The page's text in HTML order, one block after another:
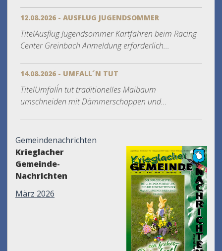
12.08.2026 - AUSFLUG JUGENDSOMMER
TitelAusflug Jugendsommer Kartfahren beim Racing
Center Greinbach Anmeldung erforderlich...
14.08.2026 - UMFALL´N TUT
TitelUmfall´n tut traditionelles Maibaum
umschneiden mit Dämmerschoppen und...
Gemeindenachrichten
Krieglacher
Gemeinde-
Nachrichten
März 2026